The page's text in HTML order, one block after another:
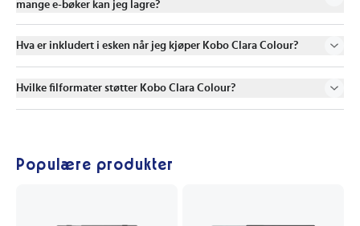
mange e-bøker kan jeg lagre?
Hva er inkludert i esken når jeg kjøper Kobo Clara Colour?
Hvilke filformater støtter Kobo Clara Colour?
Populære produkter